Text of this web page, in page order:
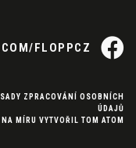
FLOPPCZ
ZPRACOVÁNÍ OSOBNÍCH
ÚDAJŮ
MÍRU VYTVOŘIL TOM ATOM